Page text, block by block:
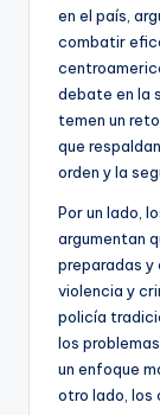
en el país,
combatir
debate en la
temen un
que
orden y la
Por un lado,
argumentan
preparadas y
violencia y
policía
los
un enfoque
otro lado, los